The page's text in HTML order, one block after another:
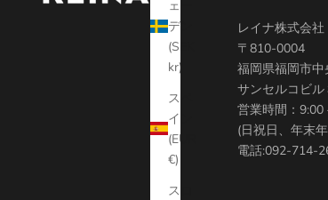
ェー
デン
(SEK
kr)
スペ
イン
(EUR
€)
スロ
レイナ株式会社
〒810-0004
福岡県福岡市
サンセルコビル
営業時間：9:00
(日祝日、年末
電話:092-714-